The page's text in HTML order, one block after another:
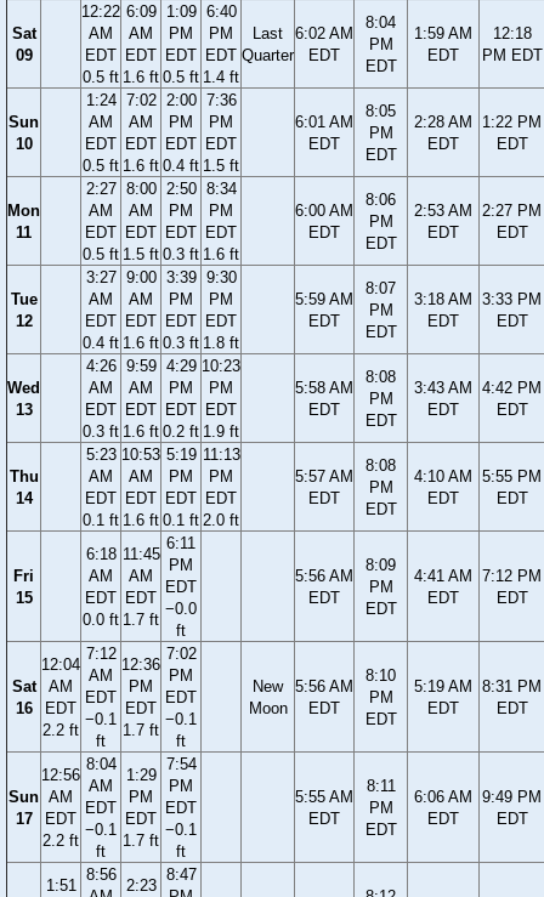
Sat
09
12:22
AM
EDT
0.5 ft
6:09
AM
EDT
1.6 ft
1:09
PM
EDT
0.5 ft
6:40
PM
EDT
1.4 ft
Last
Quarter
6:02 AM
EDT
8:04
PM
EDT
1:59 AM
EDT
12:18
PM EDT
Sun
10
1:24
AM
EDT
0.5 ft
7:02
AM
EDT
1.6 ft
2:00
PM
EDT
0.4 ft
7:36
PM
EDT
1.5 ft
6:01 AM
EDT
8:05
PM
EDT
2:28 AM
EDT
1:22 PM
EDT
Mon
11
2:27
AM
EDT
0.5 ft
8:00
AM
EDT
1.5 ft
2:50
PM
EDT
0.3 ft
8:34
PM
EDT
1.6 ft
6:00 AM
EDT
8:06
PM
EDT
2:53 AM
EDT
2:27 PM
EDT
Tue
12
3:27
AM
EDT
0.4 ft
9:00
AM
EDT
1.6 ft
3:39
PM
EDT
0.3 ft
9:30
PM
EDT
1.8 ft
5:59 AM
EDT
8:07
PM
EDT
3:18 AM
EDT
3:33 PM
EDT
Wed
13
4:26
AM
EDT
0.3 ft
9:59
AM
EDT
1.6 ft
4:29
PM
EDT
0.2 ft
10:23
PM
EDT
1.9 ft
5:58 AM
EDT
8:08
PM
EDT
3:43 AM
EDT
4:42 PM
EDT
Thu
14
5:23
AM
EDT
0.1 ft
10:53
AM
EDT
1.6 ft
5:19
PM
EDT
0.1 ft
11:13
PM
EDT
2.0 ft
5:57 AM
EDT
8:08
PM
EDT
4:10 AM
EDT
5:55 PM
EDT
Fri
15
6:18
AM
EDT
0.0 ft
11:45
AM
EDT
1.7 ft
6:11
PM
EDT
−0.0
ft
5:56 AM
EDT
8:09
PM
EDT
4:41 AM
EDT
7:12 PM
EDT
Sat
16
12:04
AM
EDT
2.2 ft
7:12
AM
EDT
−0.1
ft
12:36
PM
EDT
1.7 ft
7:02
PM
EDT
−0.1
ft
New
Moon
5:56 AM
EDT
8:10
PM
EDT
5:19 AM
EDT
8:31 PM
EDT
Sun
17
12:56
AM
EDT
2.2 ft
8:04
AM
EDT
−0.1
ft
1:29
PM
EDT
1.7 ft
7:54
PM
EDT
−0.1
ft
5:55 AM
EDT
8:11
PM
EDT
6:06 AM
EDT
9:49 PM
EDT
1:51
8:56
2:23
8:47